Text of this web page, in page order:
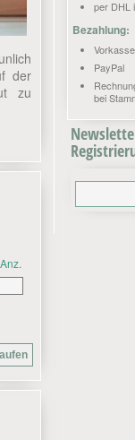
der
zu
Anz.
per DHL
Bezahlung:
Vorkasse
PayPal
bei